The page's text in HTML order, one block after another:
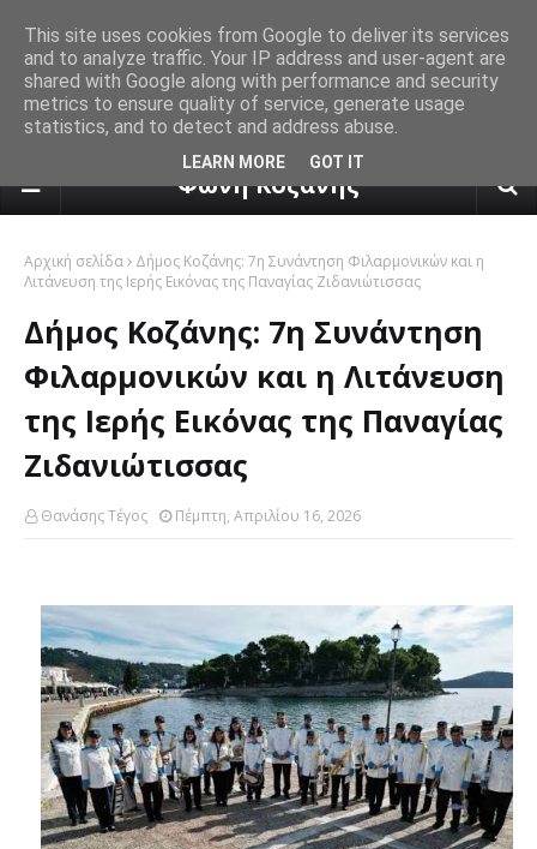
πρόγνωση καιρού από το
Φωνή Κοζάνης
Αρχική σελίδα
Δήμος Κοζάνης: 7η Συνάντηση Φιλαρμονικών και η
Λιτάνευση της Ιερής Εικόνας της Παναγίας Ζιδανιώτισσας
Δήμος Κοζάνης: 7η Συνάντηση
Φιλαρμονικών και η Λιτάνευση
της Ιερής Εικόνας της Παναγίας
Ζιδανιώτισσας
Θανάσης Τέγος Πέμπτη, Απριλίου 16, 2026
This site uses cookies from Google to deliver its services
and to analyze traffic. Your IP address and user-agent are
shared with Google along with performance and security
metrics to ensure quality of service, generate usage
statistics, and to detect and address abuse.
LEARN MORE GOT IT